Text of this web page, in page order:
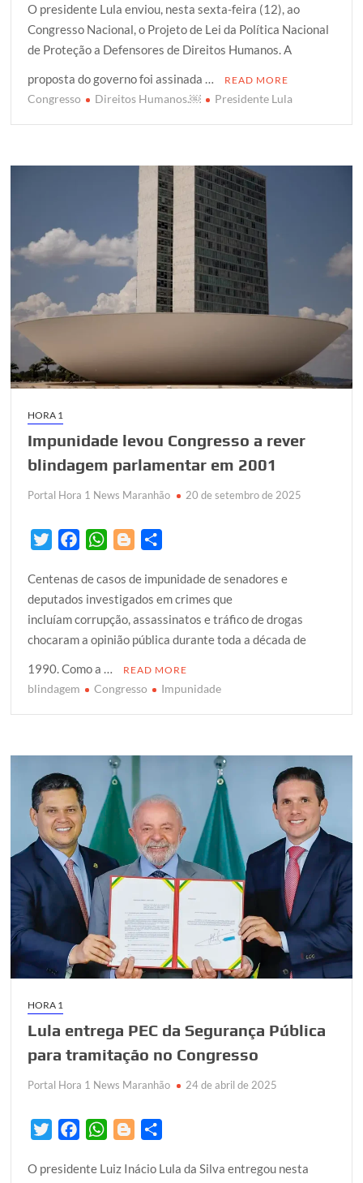
i
t
t
e
r
c
e
b
o
o
a
t
s
A
p
o
g
g
e
r
a
r
e
O presidente Lula enviou, nesta sexta-feira (12), ao
Congresso Nacional, o Projeto de Lei da Política Nacional
de Proteção a Defensores de Direitos Humanos. A
proposta do governo foi assinada …
READ MORE
Congresso Direitos Humanos.￼ Presidente Lula
HORA 1
Impunidade levou Congresso a rever
blindagem parlamentar em 2001
Portal Hora 1 News Maranhão 20 de setembro de 2025
i
t
t
e
r
c
e
b
o
o
k
W
a
t
s
A
p
o
g
g
e
r
a
r
e
Centenas de casos de impunidade de senadores e
deputados investigados em crimes que
incluíam corrupção, assassinatos e tráfico de drogas
chocaram a opinião pública durante toda a década de
1990. Como a …
READ MORE
blindagem Congresso Impunidade
HORA 1
Lula entrega PEC da Segurança Pública
para tramitação no Congresso
Portal Hora 1 News Maranhão 24 de abril de 2025
i
c
W
a
o
a
O presidente Luiz Inácio Lula da Silva entregou nesta